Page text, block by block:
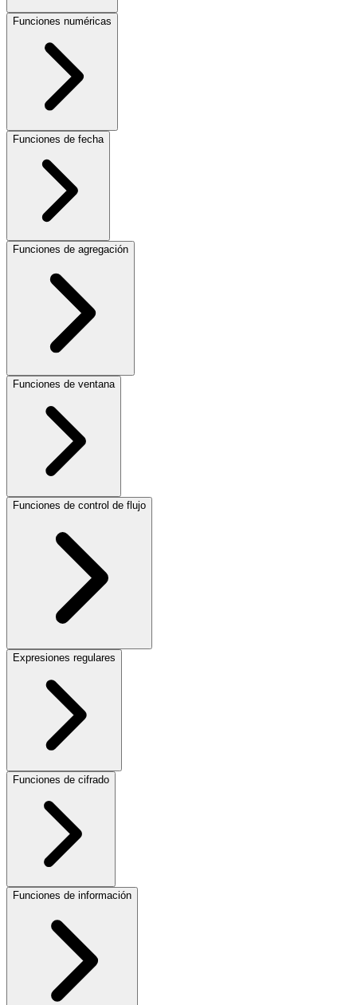
Funciones numéricas
Funciones de fecha
Funciones de agregación
Funciones de ventana
Funciones de control de flujo
Expresiones regulares
Funciones de cifrado
Funciones de información